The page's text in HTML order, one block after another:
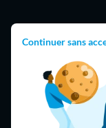
Continuer sans